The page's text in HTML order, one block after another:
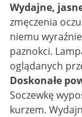
Wydajne,
zmęczenia
niemu
paznokci.
oglądanych
Doskonałe
Soczewkę
kurzem.